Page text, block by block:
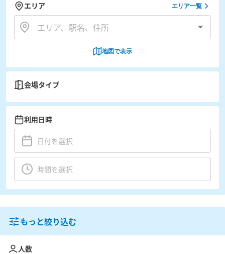
エリア エリア一覧
地図で表示
会場タイプ
利用日時
もっと絞り込む
人数